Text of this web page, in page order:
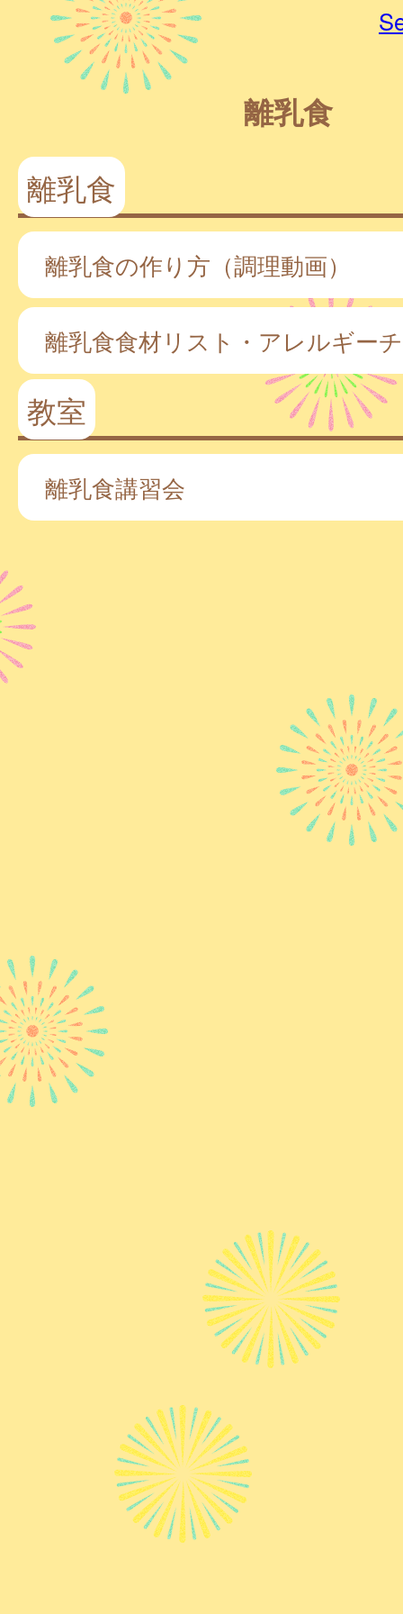
離乳食
離乳食
離乳食の作り方（調理動画）
離乳食食材リスト・アレルギー
教室
離乳食講習会